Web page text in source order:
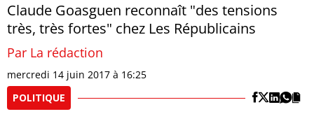
Claude Goasguen reconnaît "des tensions
très, très fortes" chez Les Républicains
Par La rédaction
mercredi 14 juin 2017 à 16:25
POLITIQUE